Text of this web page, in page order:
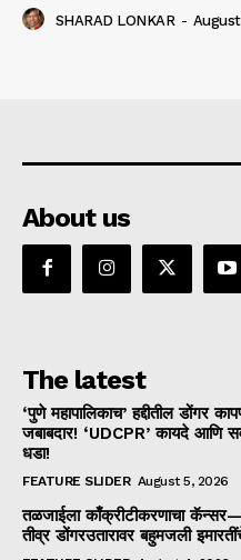
SHARAD LONKAR -
About us
The latest
‘पुणे महापालिकाच’ हद्दीतील डोंगर
जबाबदार! ‘UDCPR’ कायदे आणि
धडा!
FEATURE SLIDER August 5, 2026
तळजाईला काँक्रीटीकरणाचा
तीव्र डोंगरउतारावर बहुमजली